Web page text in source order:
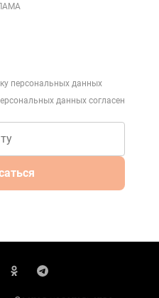
персональных данных
данных согласен